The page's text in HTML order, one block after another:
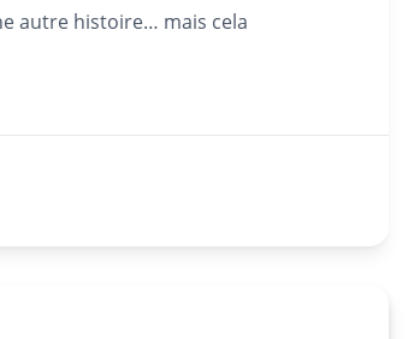
autre histoire… mais cela